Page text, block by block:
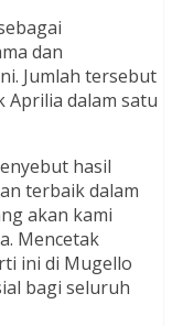
dan
Jumlah tersebut
Aprilia dalam satu
hasil
terbaik dalam
akan kami
Mencetak
ini di Mugello
bagi seluruh